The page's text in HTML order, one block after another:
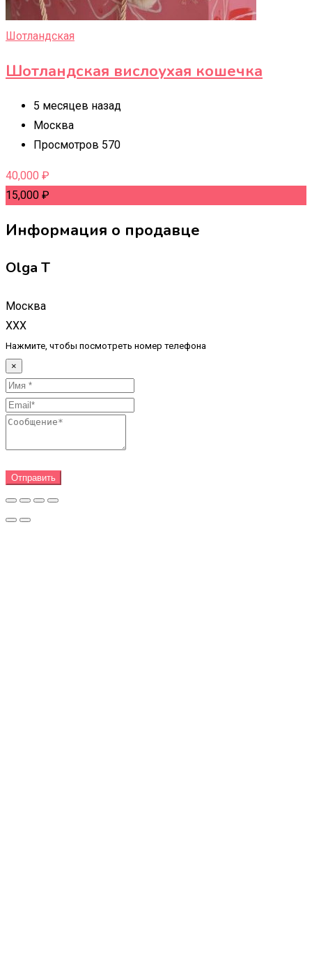
Шотландская
Шотландская вислоухая кошечка
5 месяцев назад
Москва
Просмотров 570
40,000 ₽
15,000 ₽
Информация о продавце
Olga T
Москва
XXX
Нажмите, чтобы посмотреть номер телефона
×
Отправить